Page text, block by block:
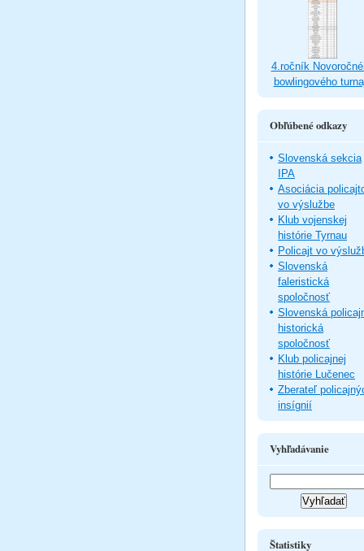
4.ročník
bowlingového
Obľúbené odkazy
Slovenská sekcia
IPA
Asociácia
vo výslužbe
Klub vojenskej
histórie Tyrnau
Policajt vo
Slovenská
faleristická
spoločnosť
Slovenská
historická
spoločnosť
Klub policajnej
histórie Lučenec
Zberateľ
insígnií
Vyhľadávanie
Štatistiky